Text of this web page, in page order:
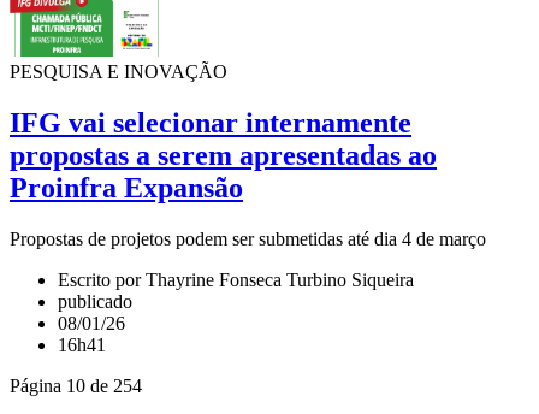
PESQUISA E INOVAÇÃO
IFG vai selecionar internamente
propostas a serem apresentadas ao
Proinfra Expansão
Propostas de projetos podem ser submetidas até dia 4 de março
Escrito por Thayrine Fonseca Turbino Siqueira
publicado
08/01/26
16h41
Página 10 de 254